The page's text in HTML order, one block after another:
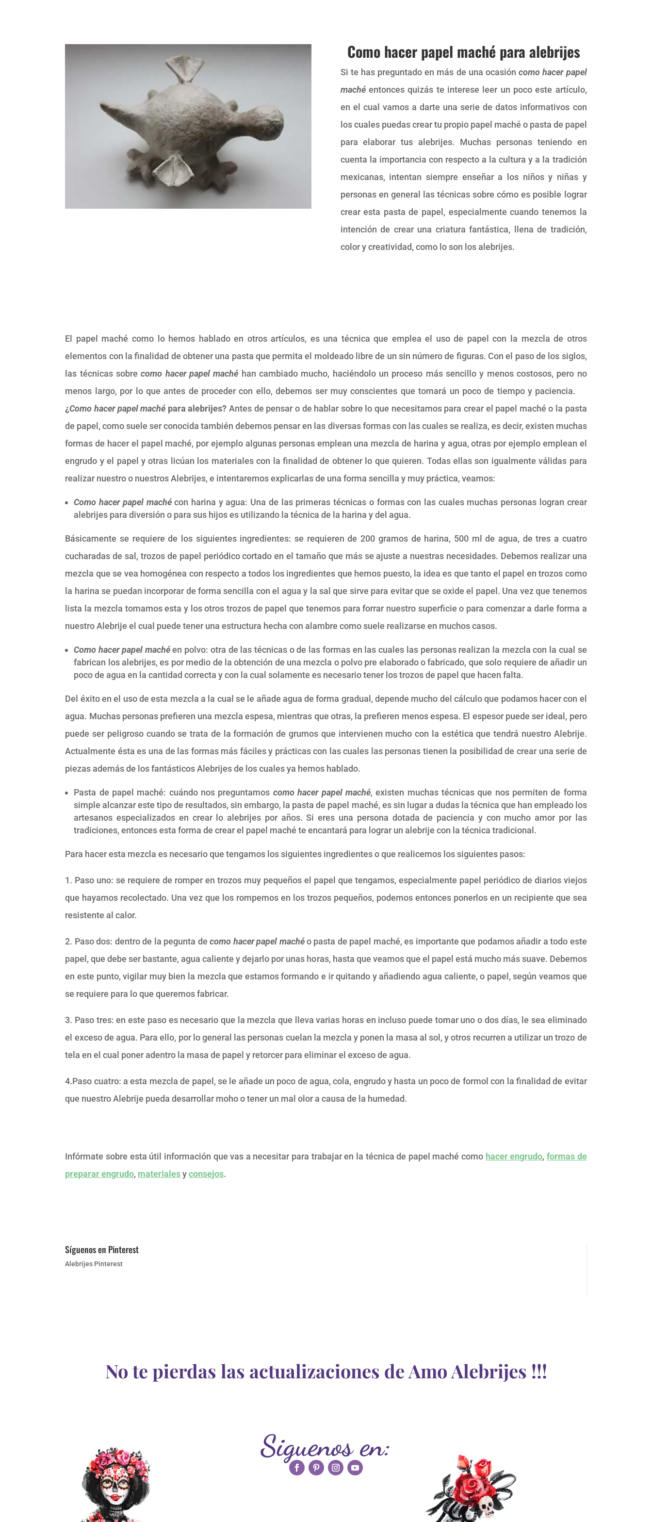
Como hacer papel maché para alebrijes
Si te has preguntado en más de una ocasióncomo hacer papel
maché entonces quizás te interese leer un poco este artículo,
en el cual vamos a darte una serie de datos informativos con
los cuales puedas crear tu propio papel maché o pasta de papel
para elaborar tus alebrijes. Muchas personas teniendo en
cuenta la importancia con respecto a la cultura y a la tradición
mexicanas, intentan siempre enseñar a los niños y niñas y
personas en general las técnicas sobre cómo es posible lograr
crear esta pasta de papel, especialmente cuando tenemos la
intención de crear una criatura fantástica, llena de tradición,
color y creatividad, como lo son los alebrijes.
El papel maché como lo hemos hablado en otros artículos, es una técnica que emplea el uso de papel con la mezcla de otros
elementos con la finalidad de obtener una pasta que permita el moldeado libre de un sin número de figuras. Con el paso de los siglos,
las técnicas sobrecomo hacer papel maché han cambiado mucho, haciéndolo un proceso más sencillo y menos costosos, pero no
menos largo, por lo que antes de proceder con ello, debemos ser muy conscientes que tomará un poco de tiempo y paciencia.
¿Como hacer papel maché para alebrijes? Antes de pensar o de hablar sobre lo que necesitamos para crear el papel maché o la pasta
de papel, como suele ser conocida también debemos pensar en las diversas formas con las cuales se realiza, es decir, existen muchas
formas de hacer el papel maché, por ejemplo algunas personas emplean una mezcla de harina y agua, otras por ejemplo emplean el
engrudo y el papel y otras licúan los materiales con la finalidad de obtener lo que quieren. Todas ellas son igualmente válidas para
realizar nuestro o nuestros Alebrijes, e intentaremos explicarlas de una forma sencilla y muy práctica, veamos:
Como hacer papel machécon harina y agua: Una de las primeras técnicas o formas con las cuales muchas personas logran crear
alebrijes para diversión o para sus hijos es utilizando la técnica de la harina y del agua.
Básicamente se requiere de los siguientes ingredientes: se requieren de 200 gramos de harina, 500 ml de agua, de tres a cuatro
cucharadas de sal, trozos de papel periódico cortado en el tamaño que más se ajuste a nuestras necesidades. Debemos realizar una
mezcla que se vea homogénea con respecto a todos los ingredientes que hemos puesto, la idea es que tanto el papel en trozos como
la harina se puedan incorporar de forma sencilla con el agua y la sal que sirve para evitar que se oxide el papel. Una vez que tenemos
lista la mezcla tomamos esta y los otros trozos de papel que tenemos para forrar nuestro superficie o para comenzar a darle forma a
nuestro Alebrije el cual puede tener una estructura hecha con alambre como suele realizarse en muchos casos.
Como hacer papel machéen polvo: otra de las técnicas o de las formas en las cuales las personas realizan la mezcla con la cual se
fabrican los alebrijes, es por medio de la obtención de una mezcla o polvo pre elaborado o fabricado, que solo requiere de añadir un
poco de agua en la cantidad correcta y con la cual solamente es necesario tener los trozos de papel que hacen falta.
Del éxito en el uso de esta mezcla a la cual se le añade agua de forma gradual, depende mucho del cálculo que podamos hacer con el
agua. Muchas personas prefieren una mezcla espesa, mientras que otras, la prefieren menos espesa. El espesor puede ser ideal, pero
puede ser peligroso cuando se trata de la formación de grumos que intervienen mucho con la estética que tendrá nuestro Alebrije.
Actualmente ésta es una de las formas más fáciles y prácticas con las cuales las personas tienen la posibilidad de crear una serie de
piezas además de los fantásticos Alebrijes de los cuales ya hemos hablado.
Pasta de papel maché: cuándo nos preguntamos como hacer papel maché, existen muchas técnicas que nos permiten de forma
simple alcanzar este tipo de resultados, sin embargo, la pasta de papel maché, es sin lugar a dudas la técnica que han empleado los
artesanos especializados en crear lo alebrijes por años. Si eres una persona dotada de paciencia y con mucho amor por las
tradiciones, entonces esta forma de crear el papel maché te encantará para lograr un alebrije con la técnica tradicional.
Para hacer esta mezcla es necesario que tengamos los siguientes ingredientes o que realicemos los siguientes pasos:
1. Paso uno: se requiere de romper en trozos muy pequeños el papel que tengamos, especialmente papel periódico de diarios viejos
que hayamos recolectado. Una vez que los rompemos en los trozos pequeños, podemos entonces ponerlos en un recipiente que sea
resistente al calor.
2. Paso dos: dentro de la pegunta decomo hacer papel machéo pasta de papel maché, es importante que podamos añadir a todo este
papel, que debe ser bastante, agua caliente y dejarlo por unas horas, hasta que veamos que el papel está mucho más suave. Debemos
en este punto, vigilar muy bien la mezcla que estamos formando e ir quitando y añadiendo agua caliente, o papel, según veamos que
se requiere para lo que queremos fabricar.
3. Paso tres: en este paso es necesario que la mezcla que lleva varias horas en incluso puede tomar uno o dos días, le sea eliminado
el exceso de agua. Para ello, por lo general las personas cuelan la mezcla y ponen la masa al sol, y otros recurren a utilizar un trozo de
tela en el cual poner adentro la masa de papel y retorcer para eliminar el exceso de agua.
4.Paso cuatro: a esta mezcla de papel, se le añade un poco de agua, cola, engrudo y hasta un poco de formol con la finalidad de evitar
que nuestro Alebrije pueda desarrollar moho o tener un mal olor a causa de la humedad.
Infórmate sobre esta útil información que vas a necesitar para trabajar en la técnica de papel maché como hacer engrudo, formas de
preparar engrudo, materialesyconsejos.
Síguenos en Pinterest
Alebrijes Pinterest
No te pierdas las actualizaciones de Amo Alebrijes !!!
Siguenos en: